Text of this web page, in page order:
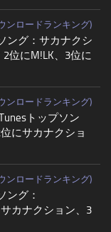
ンロードランキング)
ング：サカナクシ
位にM!LK、3位に
ンロードランキング)
トップソン
にサカナクショ
ンロードランキング)
ング：
カナクション、3